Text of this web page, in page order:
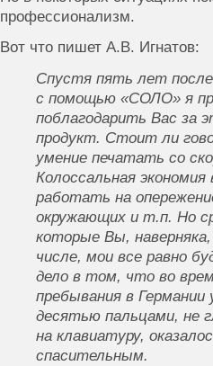
профессионализм.
Вот что пишет А.В. Игнатов:
Спустя пять лет
с помощью «СОЛО» я
поблагодарить Вас за
продукт. Стоит ли
умение печатать со
Колоссальная
работать на
окружающих и т.п. Но
которые Вы,
числе, мои все равно
дело в том, что во
пребывания в
десятью пальцами, не
на клавиатуру,
спасительным.